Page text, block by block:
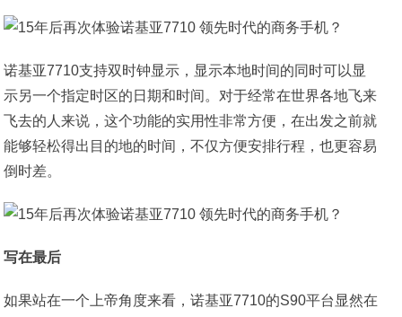
诺基亚7710支持双时钟显示，显示本地时间的同时可以显
示另一个指定时区的日期和时间。对于经常在世界各地飞来
飞去的人来说，这个功能的实用性非常方便，在出发之前就
能够轻松得出目的地的时间，不仅方便安排行程，也更容易
倒时差。
写在最后
如果站在一个上帝角度来看，诺基亚7710的S90平台显然在